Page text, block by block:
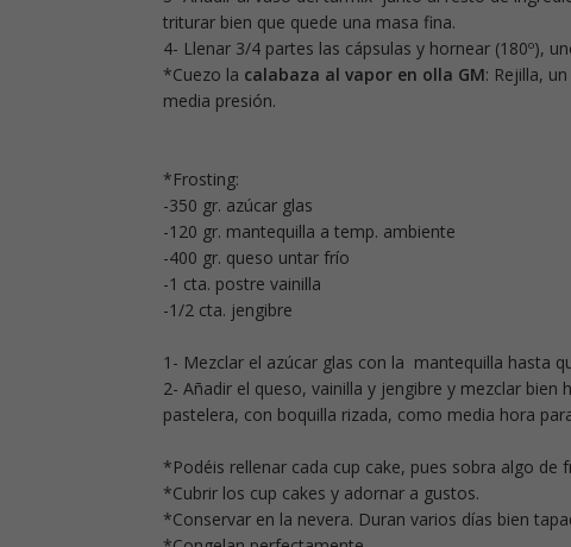
triturar bien que quede una masa fina.
4- Llenar 3/4 partes las cápsulas y hornear (180º),
*Cuezo la calabaza al vapor en olla GM: Rejilla,
media presión.
*Frosting:
-350 gr. azúcar glas
-120 gr. mantequilla a temp. ambiente
-400 gr. queso untar frío
-1 cta. postre vainilla
-1/2 cta. jengibre
1- Mezclar el azúcar glas con la mantequilla hasta
2- Añadir el queso, vainilla y jengibre y mezclar
pastelera, con boquilla rizada, como media hora
*Podéis rellenar cada cup cake, pues sobra algo de
*Cubrir los cup cakes y adornar a gustos.
*Conservar en la nevera. Duran varios días bien